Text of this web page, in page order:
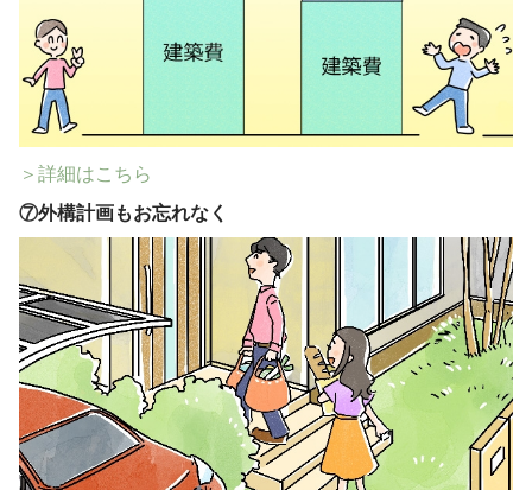
＞詳細はこちら
⑦外構計画もお忘れなく